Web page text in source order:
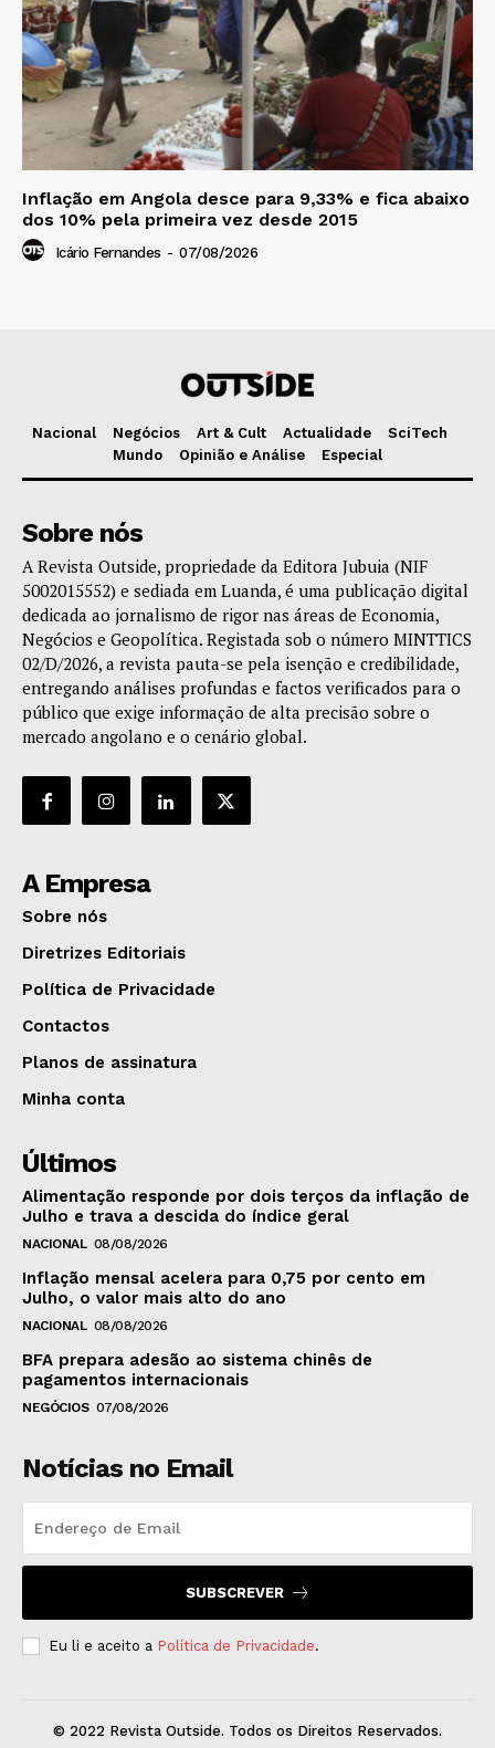
Inflação em Angola desce para 9,33% e fica abaixo
dos 10% pela primeira vez desde 2015
Icário Fernandes - 07/08/2026
Nacional Negócios Art & Cult Actualidade
SciTech
Mundo
Opinião e Análise Especial
Sobre nós
A Revista Outside, propriedade da Editora Jubuia (NIF
5002015552) e sediada em Luanda, é uma publicação digital
dedicada ao jornalismo de rigor nas áreas de Economia,
Negócios e Geopolítica. Registada sob o número MINTTICS
02/D/2026, a revista pauta-se pela isenção e credibilidade,
entregando análises profundas e factos verificados para o
público que exige informação de alta precisão sobre o
mercado angolano e o cenário global.
A Empresa
Sobre nós
Diretrizes Editoriais
Política de Privacidade
Contactos
Planos de assinatura
Minha conta
Últimos
Alimentação responde por dois terços da inflação de
Julho e trava a descida do índice geral
NACIONAL 08/08/2026
Inflação mensal acelera para 0,75 por cento em
Julho, o valor mais alto do ano
NACIONAL 08/08/2026
BFA prepara adesão ao sistema chinês de
pagamentos internacionais
NEGÓCIOS 07/08/2026
Notícias no Email
SUBSCREVER
Eu li e aceito a Política de Privacidade.
© 2022 Revista Outside. Todos os Direitos Reservados.